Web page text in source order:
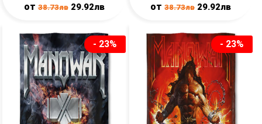
от38.73лв 29.92лв от38.73лв 29.92лв
- 23% - 23%